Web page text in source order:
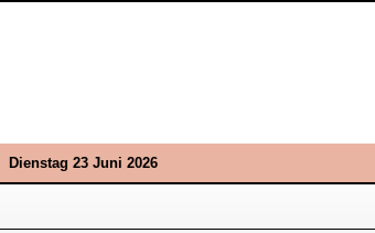
Dienstag 23 Juni 2026